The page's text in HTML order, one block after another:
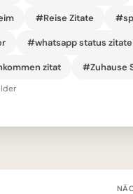
#Reise Zitate
#whatsapp status
zitat #Zuhause